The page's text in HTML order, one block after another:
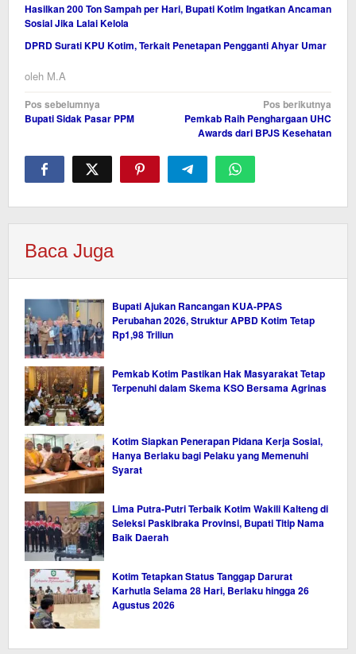
Hasilkan 200 Ton Sampah per Hari, Bupati Kotim Ingatkan Ancaman
Sosial Jika Lalai Kelola
DPRD Surati KPU Kotim, Terkait Penetapan Pengganti Ahyar Umar
oleh M.A
Navigasi
pos
Pos sebelumnya
Bupati Sidak Pasar PPM
Pos berikutnya
Pemkab Raih Penghargaan UHC
Awards dari BPJS Kesehatan
Baca Juga
Bupati Ajukan Rancangan KUA-PPAS
Perubahan 2026, Struktur APBD Kotim Tetap
Rp1,98 Triliun
Pemkab Kotim Pastikan Hak Masyarakat Tetap
Terpenuhi dalam Skema KSO Bersama Agrinas
Kotim Siapkan Penerapan Pidana Kerja Sosial,
Hanya Berlaku bagi Pelaku yang Memenuhi
Syarat
Lima Putra-Putri Terbaik Kotim Wakili Kalteng di
Seleksi Paskibraka Provinsi, Bupati Titip Nama
Baik Daerah
Kotim Tetapkan Status Tanggap Darurat
Karhutla Selama 28 Hari, Berlaku hingga 26
Agustus 2026